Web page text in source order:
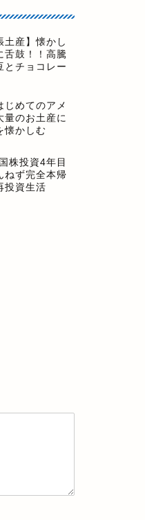
土産】懐かし
舌鼓！！高騰
とチョコレー
じめてのアメ
のお土産に
懐かしむ
株投資4年目
ず完全本帰
投資生活